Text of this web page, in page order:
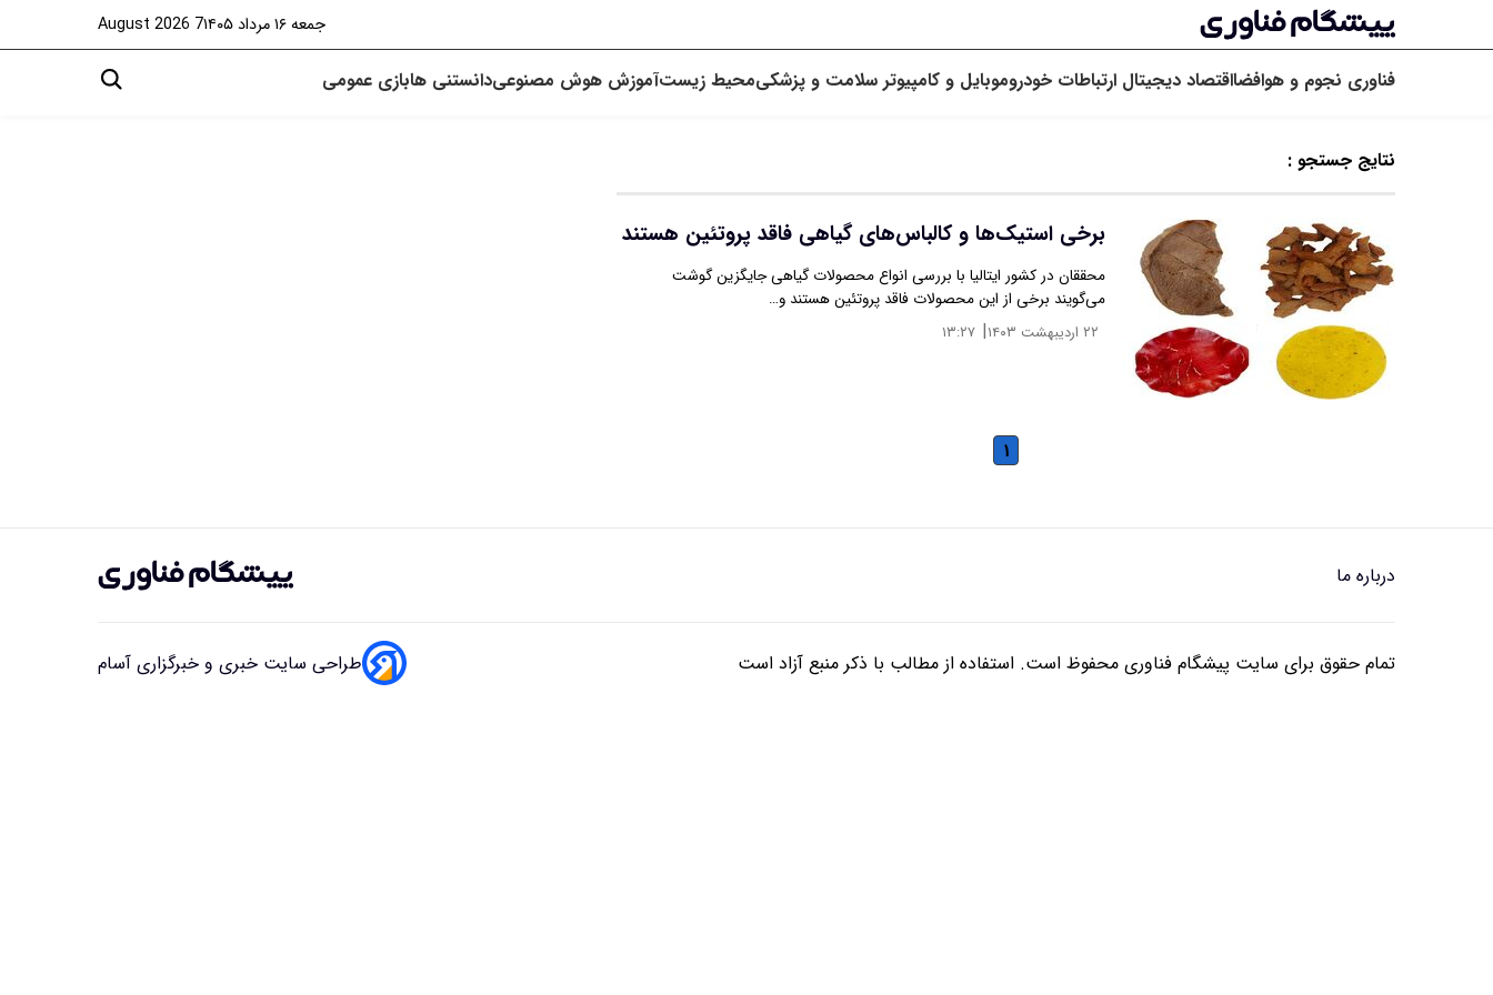
جمعه ۱۶ مرداد ۱۴۰۵ 7 August 2026
فناوری نجوم و هوافضااقتصاد دیجیتال ارتباطات خودروموبایل و کامپیوتر سلامت و پزشکیمحیط زیستآموزش هوش مصنوعیدانستنی هابازی عمومی
نتایج جستجو :
برخی استیک‌ها و کالباس‌های گیاهی فاقد پروتئین هستند
محققان در کشور ایتالیا با بررسی انواع محصولات گیاهی جایگزین گوشت
می‌گویند برخی از این محصولات فاقد پروتئین هستند و…
۲۲ اردیبهشت ۱۴۰۳ | ۱۳:۲۷
۱
درباره ما
تمام حقوق برای سایت پیشگام فناوری محفوظ است. استفاده از مطالب با ذکر منبع آزاد است طراحی سایت خبری و خبرگزاری آسام